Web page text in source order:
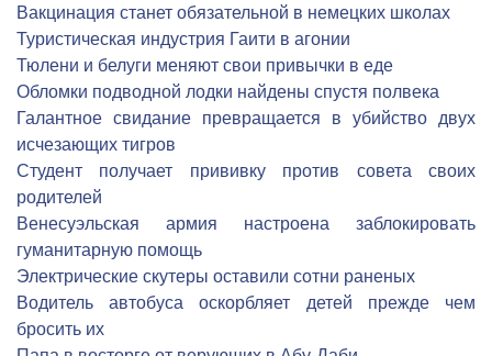
Вакцинация станет обязательной в немецких школах
Туристическая индустрия Гаити в агонии
Тюлени и белуги меняют свои привычки в еде
Обломки подводной лодки найдены спустя полвека
Галантное свидание превращается в убийство двух
исчезающих тигров
Студент получает прививку против совета своих
родителей
Венесуэльская армия настроена заблокировать
гуманитарную помощь
Электрические скутеры оставили сотни раненых
Водитель автобуса оскорбляет детей прежде чем
бросить их